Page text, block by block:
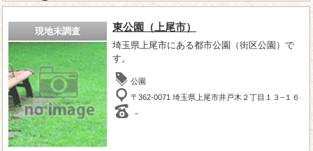
現地未調査 東公園（上尾市）
埼玉県上尾市にある都市公園（街区公園）で
す。
公園
〒362-0071 埼玉県上尾市井戸木２丁目１３−１６
－